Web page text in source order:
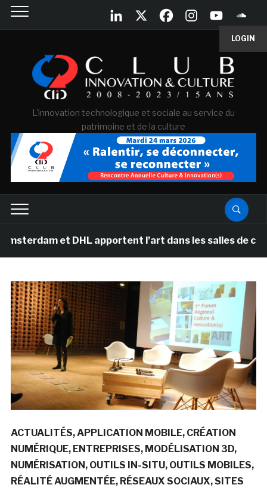
LOGIN
L'innovation technologique et sociale au service du
patrimoine et de la culture
et DHL apportent l’art dans les salles de classe des
ACTUALITÉS APPLICATION MOBILE CRÉATION
NUMÉRIQUE ENTREPRISES MODÉLISATION 3D
NUMÉRISATION OUTILS IN-SITU OUTILS MOBILES
RÉALITÉ AUGMENTÉE RÉSEAUX SOCIAUX SITES